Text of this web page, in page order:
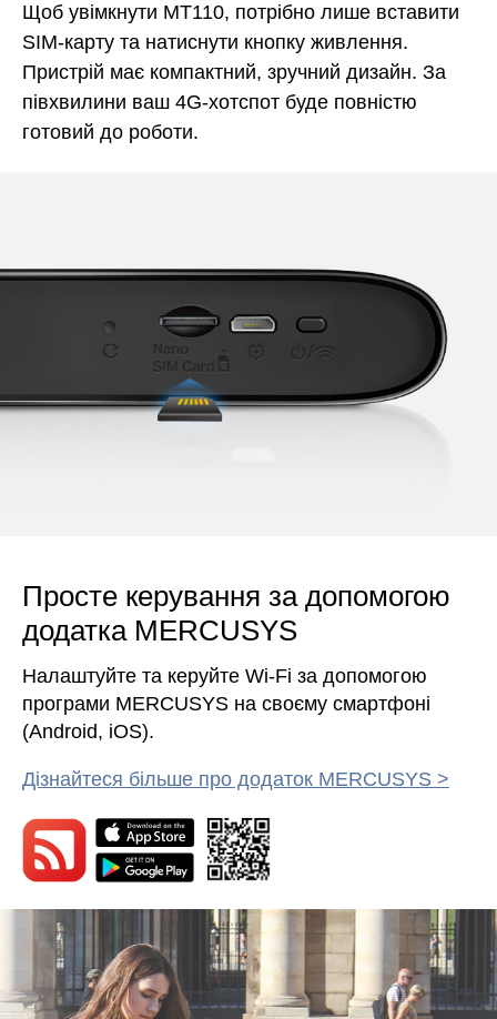
Щоб увімкнути MT110, потрібно лише вставити
SIM-карту та натиснути кнопку живлення.
Пристрій має компактний, зручний дизайн. За
півхвилини ваш 4G-хотспот буде повністю
готовий до роботи.
Просте керування за допомогою
додатка MERCUSYS
Налаштуйте та керуйте Wi-Fi за допомогою
програми MERCUSYS на своєму смартфоні
(Android, iOS).
Дізнайтеся більше про додаток MERCUSYS >